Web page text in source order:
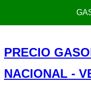
PRECIO
NACIONAL -